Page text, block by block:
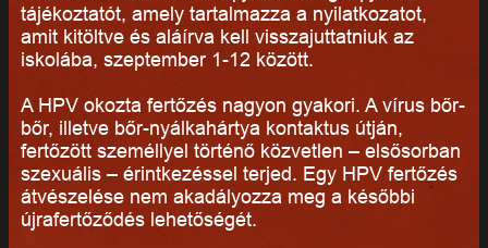
tájékoztatót, amely tartalmazza a nyilatkozatot,
amit kitöltve és aláírva kell visszajuttatniuk az
iskolába, szeptember 1-12 között.
A HPV okozta fertőzés nagyon gyakori. A vírus bőr-
bőr, illetve bőr-nyálkahártya kontaktus útján,
fertőzött személlyel történő közvetlen – elsősorban
szexuális – érintkezéssel terjed. Egy HPV fertőzés
átvészelése nem akadályozza meg a későbbi
újrafertőződés lehetőségét.